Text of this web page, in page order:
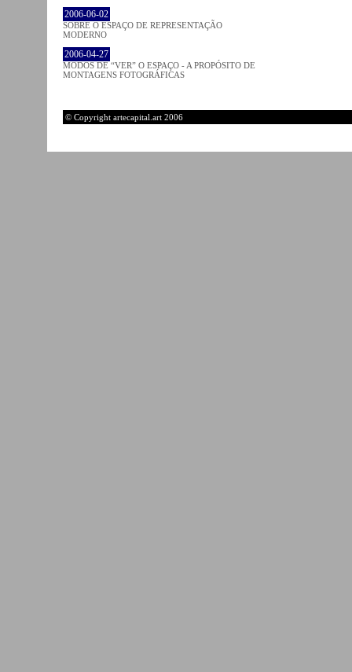
2006-06-02
SOBRE O ESPAÇO DE REPRESENTAÇÃO
MODERNO
2006-04-27
MODOS DE “VER” O ESPAÇO - A PROPÓSITO DE
MONTAGENS FOTOGRÁFICAS
© Copyright artecapital.art 2006